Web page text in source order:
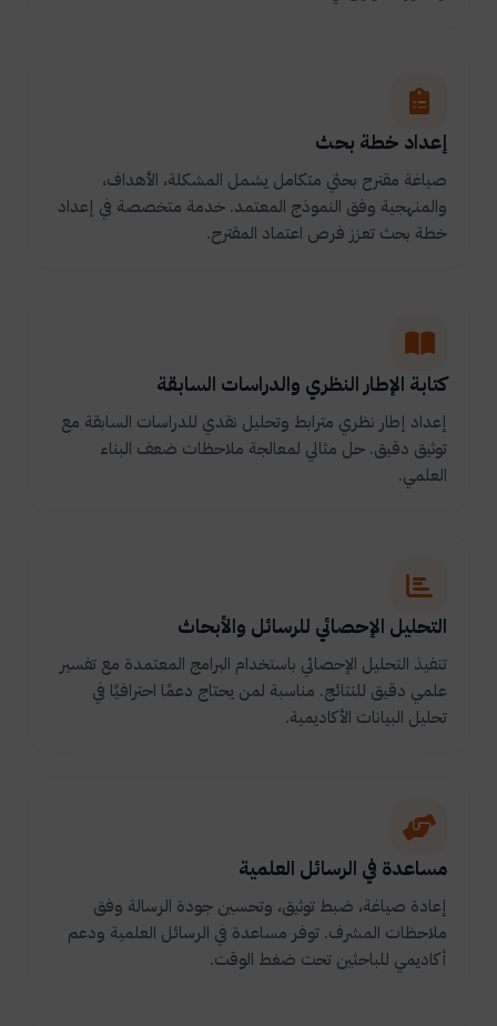
إعداد خطة بحث
صياغة مقترح بحثي متكامل يشمل المشكلة، الأهداف،
والمنهجية وفق النموذج المعتمد. خدمة متخصصة في إعداد
خطة بحث تعزز فرص اعتماد المقترح.
كتابة الإطار النظري والدراسات السابقة
إعداد إطار نظري مترابط وتحليل نقدي للدراسات السابقة مع
توثيق دقيق. حل مثالي لمعالجة ملاحظات ضعف البناء
العلمي.
التحليل الإحصائي للرسائل والأبحاث
تنفيذ التحليل الإحصائي باستخدام البرامج المعتمدة مع تفسير
علمي دقيق للنتائج. مناسبة لمن يحتاج دعمًا احترافيًا في
تحليل البيانات الأكاديمية.
مساعدة في الرسائل العلمية
إعادة صياغة، ضبط توثيق، وتحسين جودة الرسالة وفق
ملاحظات المشرف. توفر مساعدة في الرسائل العلمية ودعم
أكاديمي للباحثين تحت ضغط الوقت.